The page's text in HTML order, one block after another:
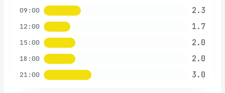
09:00 2.3
12:00 1.7
15:00 2.0
18:00 2.0
21:00 3.0